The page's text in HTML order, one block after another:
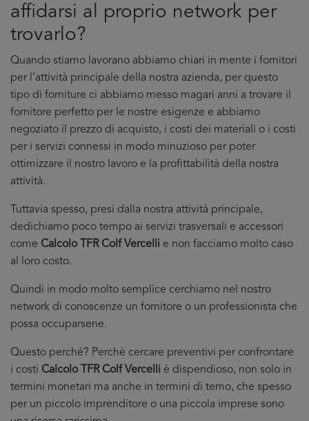
affidarsi al proprio network per
trovarlo?
Quando stiamo lavorano abbiamo chiari in mente i fornitori
per l’attività principale della nostra azienda, per questo
tipo di forniture ci abbiamo messo magari anni a trovare il
fornitore perfetto per le nostre esigenze e abbiamo
negoziato il prezzo di acquisto, i costi dei materiali o i costi
per i servizi connessi in modo minuzioso per poter
ottimizzare il nostro lavoro e la profittabilità della nostra
attività.
Tuttavia spesso, presi dalla nostra attività principale,
dedichiamo poco tempo ai servizi trasversali e accessori
come Calcolo TFR Colf Vercelli e non facciamo molto caso
al loro costo.
Quindi in modo molto semplice cerchiamo nel nostro
network di conoscenze un fornitore o un professionista che
possa occuparsene.
Questo perché? Perchè cercare preventivi per confrontare
i costi Calcolo TFR Colf Vercelli è dispendioso, non solo in
termini monetari ma anche in termini di temo, che spesso
per un piccolo imprenditore o una piccola imprese sono